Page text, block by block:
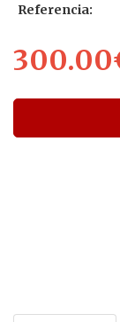
Referencia: